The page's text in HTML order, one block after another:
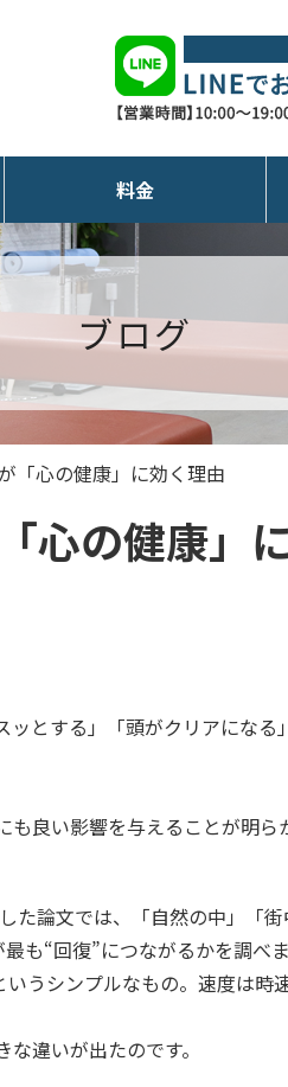
料金
ブログ
「心の健康」に効く理由
心の健康」
とする」「頭がクリアになる
良い影響を与えることが明ら
た論文では、「自然の中」「
も“回復”につながるかを調べま
うシンプルなもの。速度は時
違いが出たのです。